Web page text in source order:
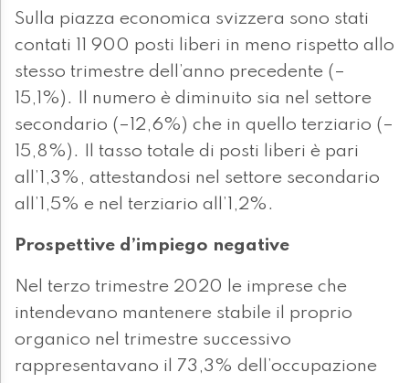
Sulla piazza economica svizzera sono stati
contati 11 900 posti liberi in meno rispetto allo
stesso trimestre dell’anno precedente (–
15,1%). Il numero è diminuito sia nel settore
secondario (–12,6%) che in quello terziario (–
15,8%). Il tasso totale di posti liberi è pari
all’1,3%, attestandosi nel settore secondario
all’1,5% e nel terziario all’1,2%.
Prospettive d’impiego negative
Nel terzo trimestre 2020 le imprese che
intendevano mantenere stabile il proprio
organico nel trimestre successivo
rappresentavano il 73,3% dell’occupazione